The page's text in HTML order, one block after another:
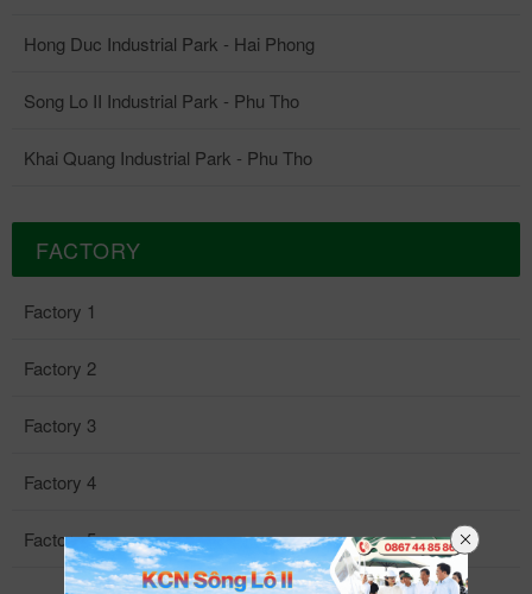
Hong Duc Industrial Park - Hai Phong
Song Lo II Industrial Park - Phu Tho
Khai Quang Industrial Park - Phu Tho
FACTORY
Factory 1
Factory 2
Factory 3
Factory 4
Factory 5